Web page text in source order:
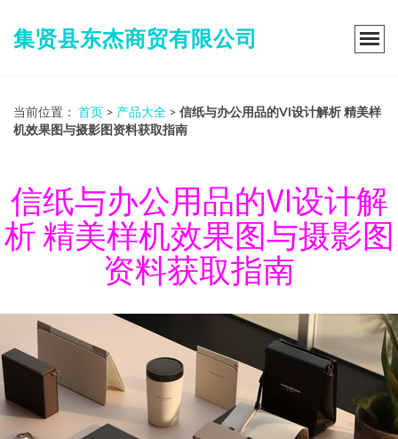
集贤县东杰商贸有限公司
当前位置： 首页 > 产品大全 > 信纸与办公用品的VI设计解析 精美样
机效果图与摄影图资料获取指南
信纸与办公用品的VI设计解
析 精美样机效果图与摄影图
资料获取指南